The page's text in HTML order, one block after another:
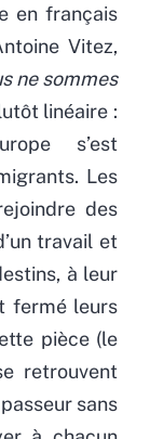
en français
Vitez,
ne sommes
linéaire :
s’est
Les
des
travail et
à leur
fermé leurs
pièce (le
retrouvent
sans